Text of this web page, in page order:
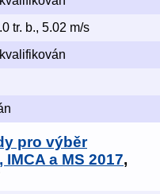
tr. b., 5.02 m/s
pro výběr
a MS 2017,